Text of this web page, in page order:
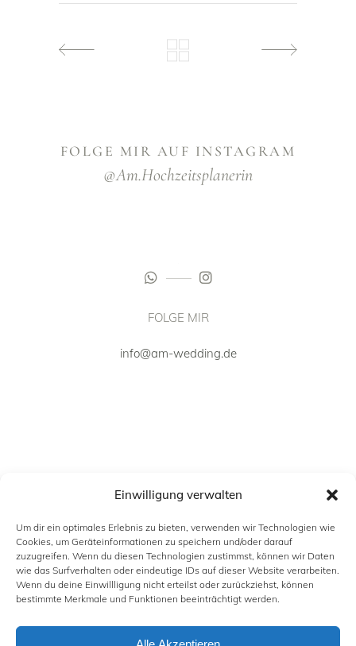
Einwilligung verwalten
Um dir ein optimales Erlebnis zu bieten, verwenden wir Technologien wie
Cookies, um Geräteinformationen zu speichern und/oder darauf
zuzugreifen. Wenn du diesen Technologien zustimmst, können wir Daten
wie das Surfverhalten oder eindeutige IDs auf dieser Website verarbeiten.
Wenn du deine Einwillligung nicht erteilst oder zurückziehst, können
bestimmte Merkmale und Funktionen beeinträchtigt werden.
FOLGE MIR AUF INSTAGRAM
@am.hochzeitsplanerin
FOLGE MIR
info@am-wedding.de
INFORMATION